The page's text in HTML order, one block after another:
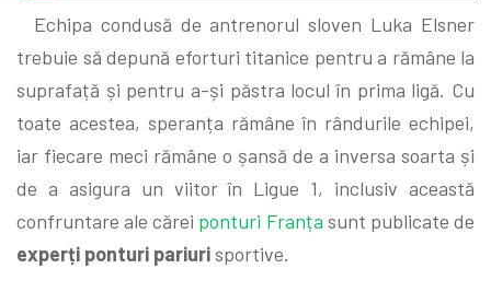
Echipa condusă de antrenorul sloven Luka Elsner
trebuie să depună eforturi titanice pentru a rămâne la
suprafață și pentru a-și păstra locul în prima ligă. Cu
toate acestea, speranța rămâne în rândurile echipei,
iar fiecare meci rămâne o șansă de a inversa soarta și
de a asigura un viitor în Ligue 1, inclusiv această
confruntare ale cărei ponturi Franța sunt publicate de
experți ponturi pariurisportive.